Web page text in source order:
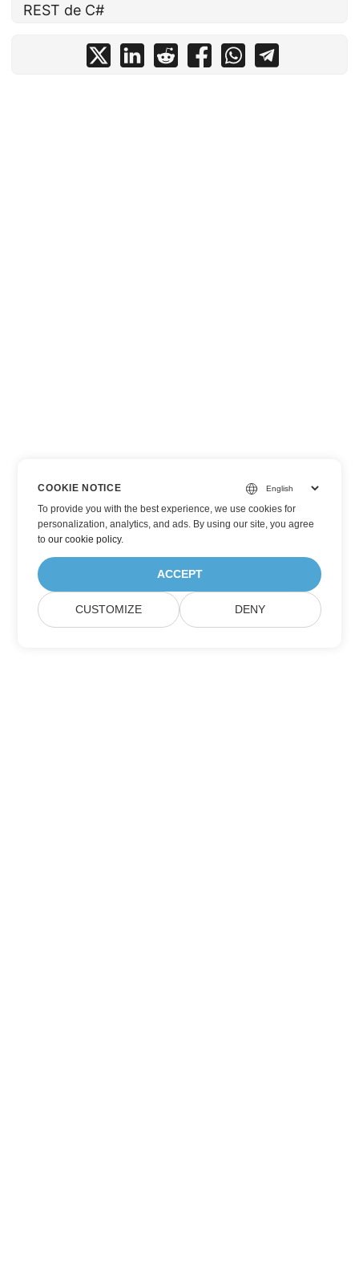
REST de C#
COOKIE NOTICE
To provide you with the best experience, we use cookies for
personalization, analytics, and ads. By using our site, you agree
toour cookie policy.
ACCEPT
CUSTOMIZE DENY